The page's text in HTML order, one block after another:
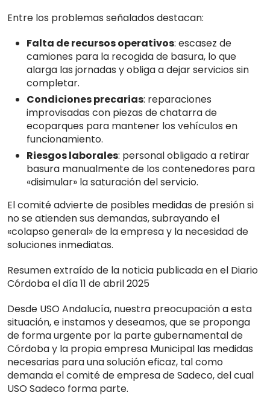
Entre los problemas señalados destacan:
Falta de recursos operativos: escasez de
camiones para la recogida de basura, lo que
alarga las jornadas y obliga a dejar servicios sin
completar.
Condiciones precarias: reparaciones
improvisadas con piezas de chatarra de
ecoparques para mantener los vehículos en
funcionamiento.
Riesgos laborales: personal obligado a retirar
basura manualmente de los contenedores para
«disimular» la saturación del servicio.
El comité advierte de posibles medidas de presión si
no se atienden sus demandas, subrayando el
«colapso general» de la empresa y la necesidad de
soluciones inmediatas.
Resumen extraído de la noticia publicada en el Diario
Córdoba el día 11 de abril 2025
Desde USO Andalucía, nuestra preocupación a esta
situación, e instamos y deseamos, que se proponga
de forma urgente por la parte gubernamental de
Córdoba y la propia empresa Municipal las medidas
necesarias para una solución eficaz, tal como
demanda el comité de empresa de Sadeco, del cual
USO Sadeco forma parte.